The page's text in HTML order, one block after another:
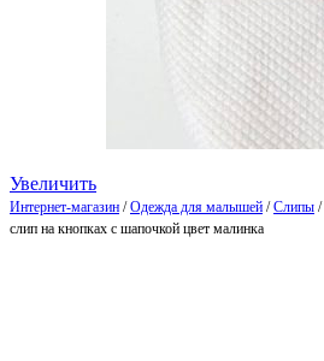
Увеличить
Интернет-магазин /Одежда для малышей /Слипы /
слип на кнопках с шапочкой цвет малинка